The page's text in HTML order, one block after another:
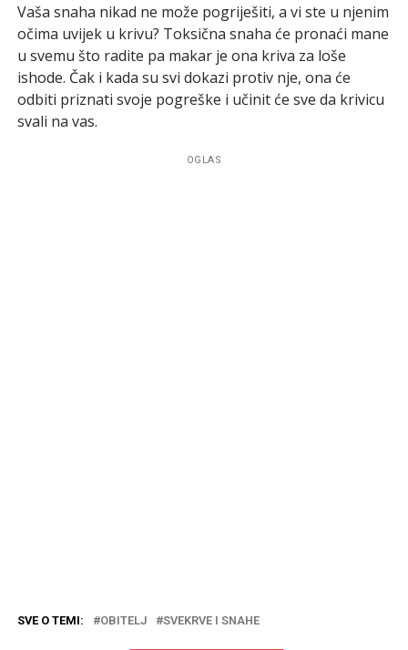
Vaša snaha nikad ne može pogriješiti, a vi ste u njenim
očima uvijek u krivu? Toksična snaha će pronaći mane
u svemu što radite pa makar je ona kriva za loše
ishode. Čak i kada su svi dokazi protiv nje, ona će
odbiti priznati svoje pogreške i učinit će sve da krivicu
svali na vas.
OGLAS
SVE O TEMI: OBITELJ SVEKRVE I SNAHE